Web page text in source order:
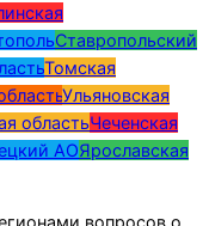
Ставропольский
Томская
Ульяновская
областьЧеченская
АОЯрославская